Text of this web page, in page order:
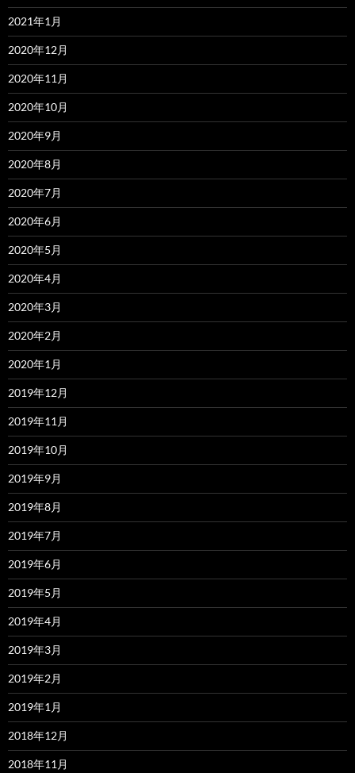
2021年1月
2020年12月
2020年11月
2020年10月
2020年9月
2020年8月
2020年7月
2020年6月
2020年5月
2020年4月
2020年3月
2020年2月
2020年1月
2019年12月
2019年11月
2019年10月
2019年9月
2019年8月
2019年7月
2019年6月
2019年5月
2019年4月
2019年3月
2019年2月
2019年1月
2018年12月
2018年11月